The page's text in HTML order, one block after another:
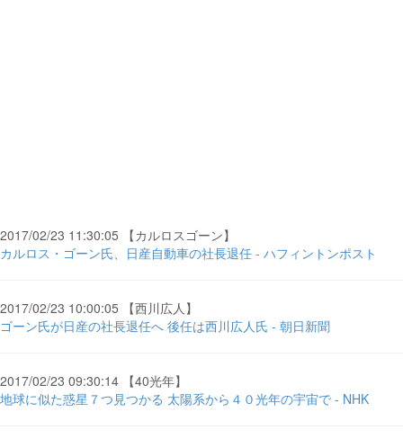
2017/02/23 11:30:05 【カルロスゴーン】
カルロス・ゴーン氏、日産自動車の社長退任 - ハフィントンポスト
2017/02/23 10:00:05 【西川広人】
ゴーン氏が日産の社長退任へ 後任は西川広人氏 - 朝日新聞
2017/02/23 09:30:14 【40光年】
地球に似た惑星７つ見つかる 太陽系から４０光年の宇宙で - NHK